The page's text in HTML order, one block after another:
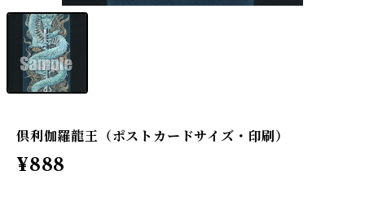
倶利伽羅龍王（ポストカードサイズ・印刷）
¥888